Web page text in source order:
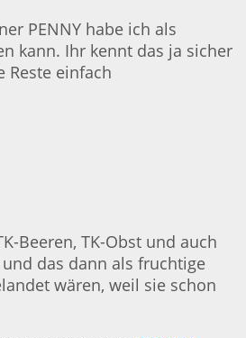
PENNY habe ich als
kann. Ihr kennt das ja sicher
Reste einfach
Beeren, TK-Obst und auch
das dann als fruchtige
wären, weil sie schon